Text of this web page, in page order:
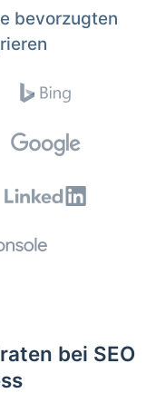
bevorzugten
bei SEO